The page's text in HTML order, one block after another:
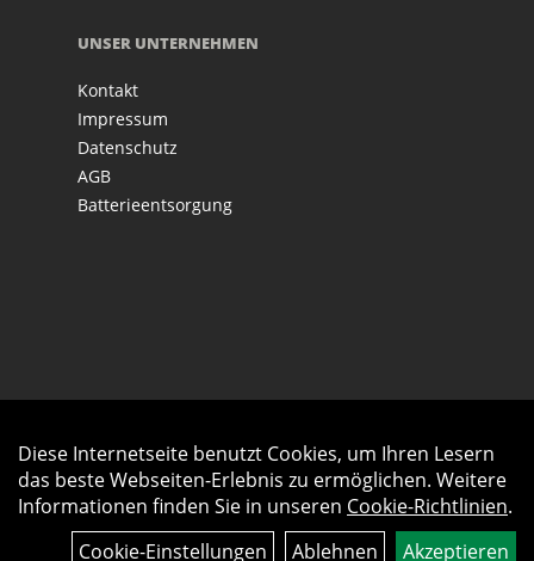
UNSER UNTERNEHMEN
Kontakt
Impressum
Datenschutz
AGB
Batterieentsorgung
Diese Internetseite benutzt Cookies, um Ihren Lesern
das beste Webseiten-Erlebnis zu ermöglichen. Weitere
Informationen finden Sie in unseren Cookie-Richtlinien.
Cookie-Einstellungen
Ablehnen Akzeptieren
Auftrag widerrufen